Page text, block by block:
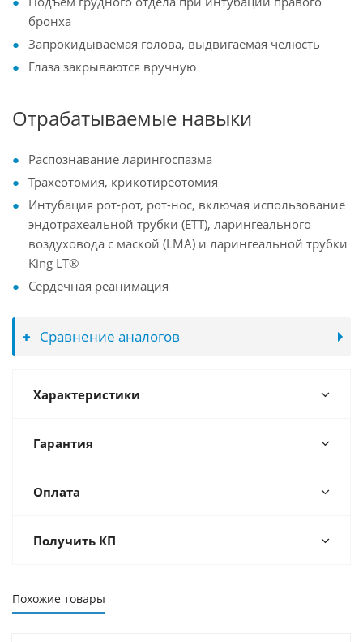
бронха
Запрокидываемая голова, выдвигаемая челюсть
Глаза закрываются вручную
Отрабатываемые навыки
Распознавание ларингоспазма
Трахеотомия, крикотиреотомия
Интубация рот-рот, рот-нос, включая использование
эндотрахеальной трубки (ETT), ларингеального
воздуховода с маской (LMA) и ларингеальной трубки
King LT®
Сердечная реанимация
Сравнение аналогов
Характеристики
Гарантия
Оплата
Получить КП
Похожие товары